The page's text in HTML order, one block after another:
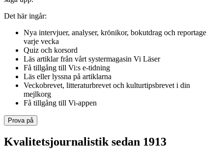
Det här ingår:
Nya intervjuer, analyser, krönikor, bokutdrag och reportage
varje vecka
Quiz och korsord
Läs artiklar från vårt systermagasin Vi Läser
Få tillgång till Vi:s e-tidning
Läs eller lyssna på artiklarna
Veckobrevet, litteraturbrevet och kulturtipsbrevet i din
mejlkorg
Få tillgång till Vi-appen
Prova på
Kvalitetsjournalistik sedan 1913